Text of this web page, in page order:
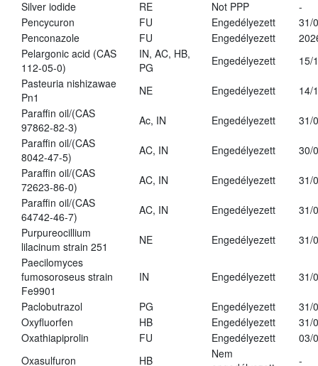
Silver iodide
RE Not PPP
-
Pencycuron
FU Engedélyezett
31/
Penconazole
FU Engedélyezett
Pelargonic acid (CAS
112-05-0)
IN, AC, HB,
PG
Engedélyezett
15/
Pasteuria nishizawae
Pn1
NE Engedélyezett
14/
Paraffin oil/(CAS
97862-82-3)
Ac, IN Engedélyezett
31/
Paraffin oil/(CAS
8042-47-5)
AC, IN Engedélyezett
30/
Paraffin oil/(CAS
72623-86-0)
AC, IN Engedélyezett
31/
Paraffin oil/(CAS
64742-46-7)
AC, IN Engedélyezett
31/
Purpureocillium
lilacinum strain 251
NE Engedélyezett
31/
Paecilomyces
fumosoroseus strain
Fe9901
IN Engedélyezett 31/
Paclobutrazol PG Engedélyezett
31/
Oxyfluorfen
HB Engedélyezett
31/
Oxathiapiprolin
FU Engedélyezett
03/
Oxasulfuron
HB
Nem
-